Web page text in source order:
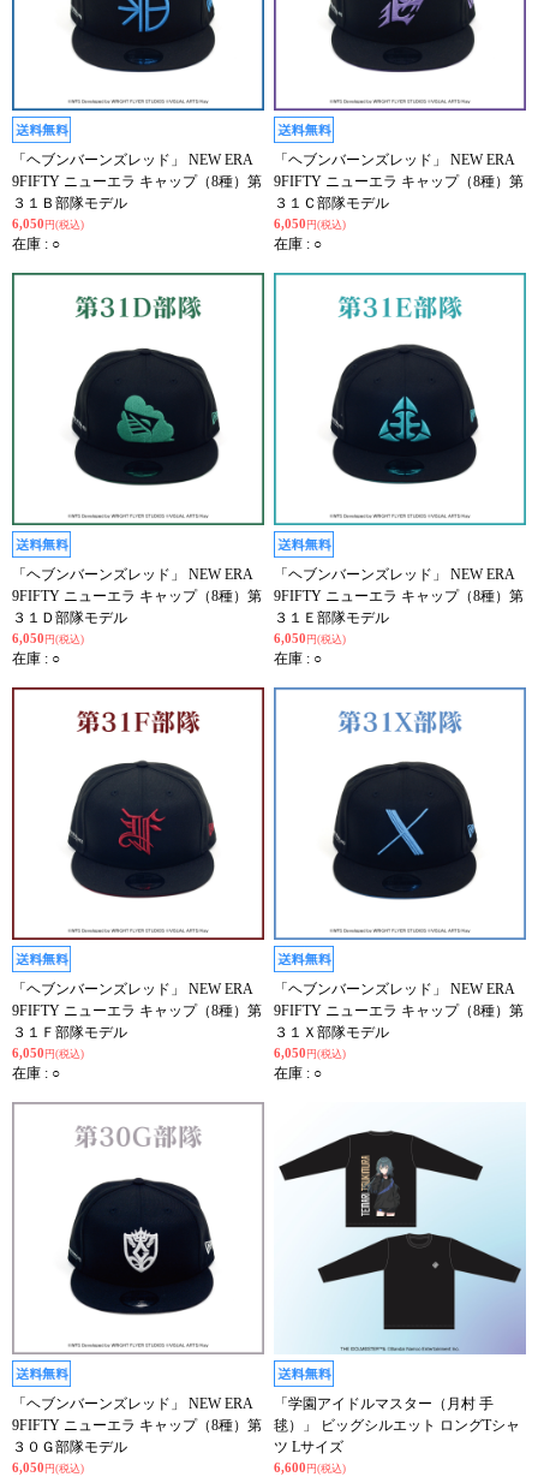
「ヘブンバーンズレッド」 NEW ERA
9FIFTY ニューエラ キャップ（8種）第
３１Ｂ部隊モデル
6,050 円(税込)
在庫 : ○
「ヘブンバーンズレッド」 NEW ERA
9FIFTY ニューエラ キャップ（8種）第
３１Ｃ部隊モデル
6,050 円(税込)
在庫 : ○
「ヘブンバーンズレッド」 NEW ERA
9FIFTY ニューエラ キャップ（8種）第
３１Ｄ部隊モデル
6,050 円(税込)
在庫 : ○
「ヘブンバーンズレッド」 NEW ERA
9FIFTY ニューエラ キャップ（8種）第
３１Ｅ部隊モデル
6,050 円(税込)
在庫 : ○
「ヘブンバーンズレッド」 NEW ERA
9FIFTY ニューエラ キャップ（8種）第
３１Ｆ部隊モデル
6,050 円(税込)
在庫 : ○
「ヘブンバーンズレッド」 NEW ERA
9FIFTY ニューエラ キャップ（8種）第
３１Ｘ部隊モデル
6,050 円(税込)
在庫 : ○
「ヘブンバーンズレッド」 NEW ERA
9FIFTY ニューエラ キャップ（8種）第
３０Ｇ部隊モデル
6,050 円(税込)
「学園アイドルマスター（月村 手
毬）」 ビッグシルエット ロングTシャ
ツ Lサイズ
6,600 円(税込)